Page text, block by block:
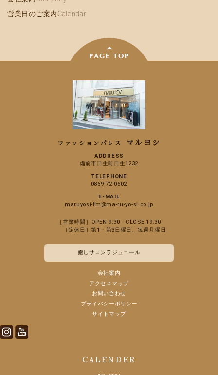
営業日のご案内Calendar
ファッションパレス マルヨシ
ADDRESS
備前市日生町日生1232
TELEPHONE
0869-72-0602
E-MAIL
maruyosi-fm@ma-ru-yo-si.co.jp
［営業時間］OPEN 9:30 - CLOSE 19:30
［定休日］第1・第3日曜日、毎週月曜日
癒しサロンラジュニール
会社案内
アクセスマップ
お問い合わせ
プライバシーポリシー
サイトマップ
Instagram
CALENDER